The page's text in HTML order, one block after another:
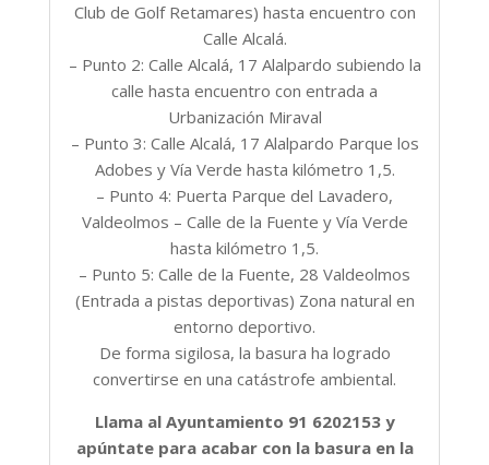
Club de Golf Retamares) hasta encuentro con
Calle Alcalá.
– Punto 2: Calle Alcalá, 17 Alalpardo subiendo la
calle hasta encuentro con entrada a
Urbanización Miraval
– Punto 3: Calle Alcalá, 17 Alalpardo Parque los
Adobes y Vía Verde hasta kilómetro 1,5.
– Punto 4: Puerta Parque del Lavadero,
Valdeolmos – Calle de la Fuente y Vía Verde
hasta kilómetro 1,5.
– Punto 5: Calle de la Fuente, 28 Valdeolmos
(Entrada a pistas deportivas) Zona natural en
entorno deportivo.
De forma sigilosa, la basura ha logrado
convertirse en una catástrofe ambiental.
Llama al Ayuntamiento 91 6202153 y
apúntate para acabar con la basura en la